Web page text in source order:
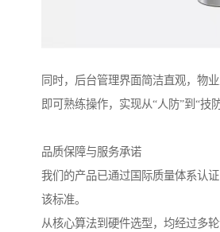
同时，后台管理界面简洁直观，物
即可熟练操作，实现从“人防”到“技
品质保障与服务承诺
我们的产品已通过国际质量体系认
该标准。
从核心算法到硬件选型，均经过多